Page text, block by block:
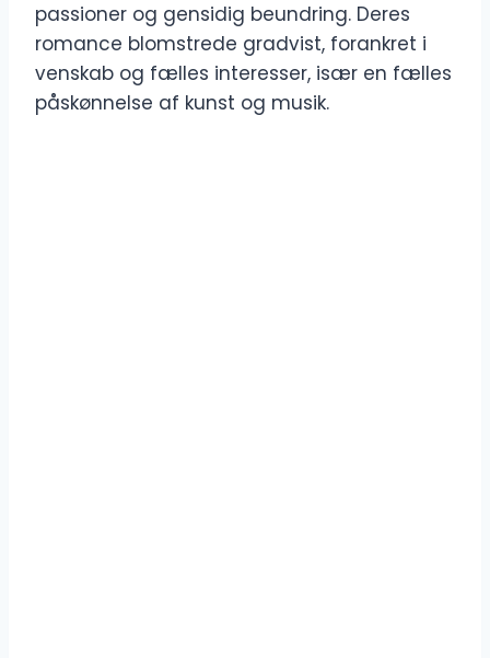
passioner og gensidig beundring. Deres
romance blomstrede gradvist, forankret i
venskab og fælles interesser, især en fælles
påskønnelse af kunst og musik.